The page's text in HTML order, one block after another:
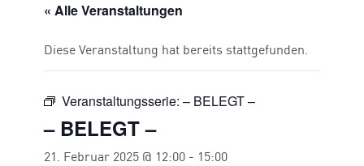
« Alle Veranstaltungen
Diese Veranstaltung hat bereits stattgefunden.
Veranstaltungsserie: – BELEGT –
– BELEGT –
21. Februar 2025 @ 12:00 - 15:00